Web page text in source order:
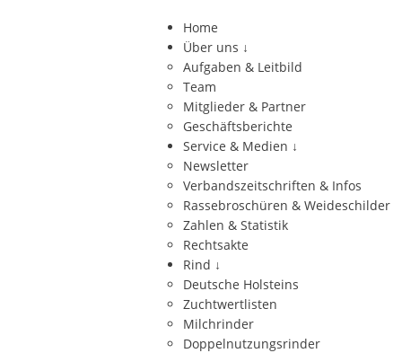
Home
Über uns ↓
Aufgaben & Leitbild
Team
Mitglieder & Partner
Geschäftsberichte
Service & Medien ↓
Newsletter
Verbandszeitschriften & Infos
Rassebroschüren & Weideschilder
Zahlen & Statistik
Rechtsakte
Rind ↓
Deutsche Holsteins
Zuchtwertlisten
Milchrinder
Doppelnutzungsrinder